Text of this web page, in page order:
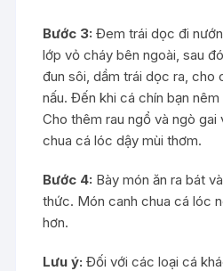
Bước 3: Đem trái dọc đi
lớp vỏ cháy bên ngoài, sau
đun sôi, dầm trái dọc ra, cho
nấu. Đến khi cá chín bạn
Cho thêm rau ngổ và ngò gai
chua cá lóc dậy mùi thơm.
Bước 4: Bày món ăn ra bát
thức. Món canh chua cá lóc
hơn.
Lưu ý: Đối với các loại cá